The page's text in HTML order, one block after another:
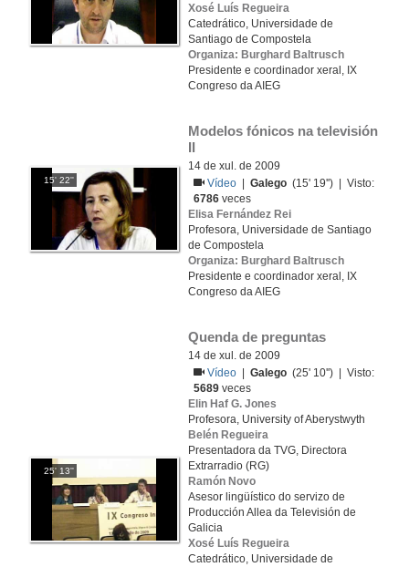
Xosé Luís Regueira
Catedrático, Universidade de
Santiago de Compostela
Organiza: Burghard Baltrusch
Presidente e coordinador xeral, IX
Congreso da AIEG
15' 22''
Modelos fónicos na televisión
II
14 de xul. de 2009
Vídeo
|Galego (15' 19'') | Visto:
6786 veces
Elisa Fernández Rei
Profesora, Universidade de Santiago
de Compostela
Organiza: Burghard Baltrusch
Presidente e coordinador xeral, IX
Congreso da AIEG
25' 13''
Quenda de preguntas
14 de xul. de 2009
Vídeo
|Galego (25' 10'') | Visto:
5689 veces
Elin Haf G. Jones
Profesora, University of Aberystwyth
Belén Regueira
Presentadora da TVG, Directora
Extrarradio (RG)
Ramón Novo
Asesor lingüístico do servizo de
Producción Allea da Televisión de
Galicia
Xosé Luís Regueira
Catedrático, Universidade de